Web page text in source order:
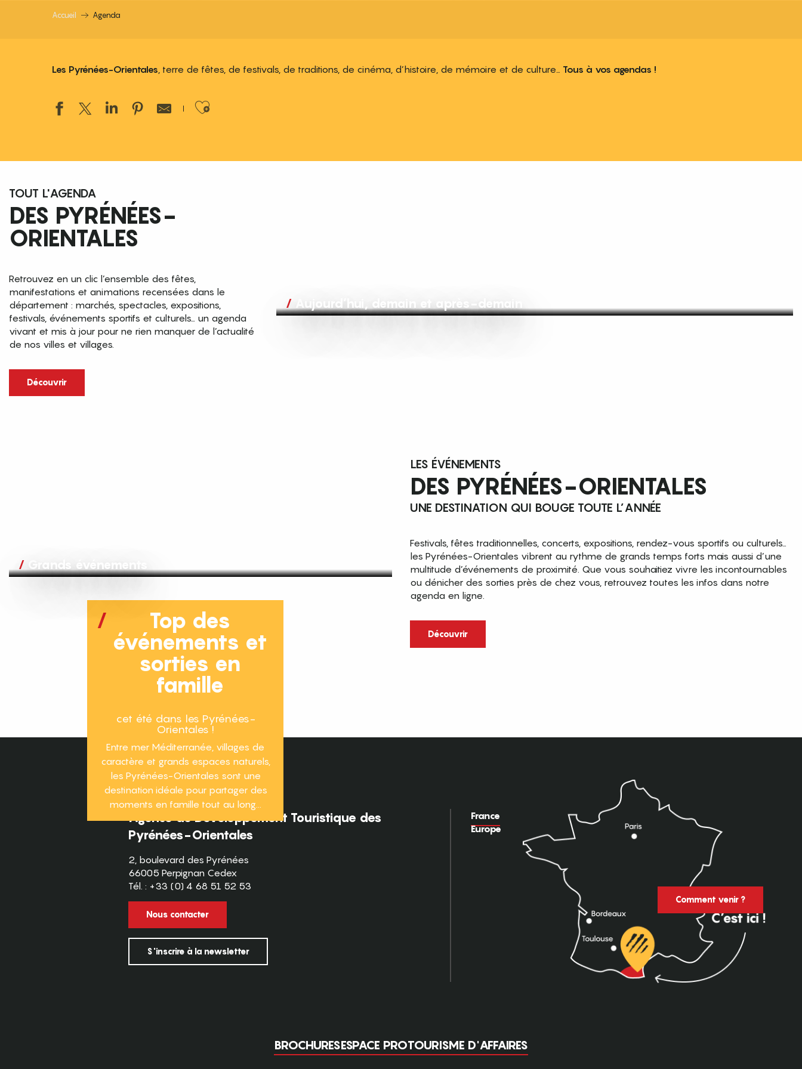
Accueil Agenda
Les Pyrénées-Orientales, terre de fêtes, de festivals, de traditions, de cinéma, d’histoire, de mémoire et de culture… Tous à vos agendas !
Ajouter aux favoris
TOUT L'AGENDA
DES PYRÉNÉES-
ORIENTALES
Retrouvez en un clic l’ensemble des fêtes,
manifestations et animations recensées dans le
département : marchés, spectacles, expositions,
festivals, événements sportifs et culturels… un agenda
vivant et mis à jour pour ne rien manquer de l’actualité
de nos villes et villages.
Découvrir
Aujourd’hui, demain et après-demain
Grands événements
LES ÉVÉNEMENTS
DES PYRÉNÉES-ORIENTALES
UNE DESTINATION QUI BOUGE TOUTE L’ANNÉE
Festivals, fêtes traditionnelles, concerts, expositions, rendez-vous sportifs ou culturels…
les Pyrénées-Orientales vibrent au rythme de grands temps forts mais aussi d’une
multitude d’événements de proximité. Que vous souhaitiez vivre les incontournables
ou dénicher des sorties près de chez vous, retrouvez toutes les infos dans notre
agenda en ligne.
Découvrir
Top des
événements et
sorties en
famille
cet été dans les Pyrénées-
Orientales !
Entre mer Méditerranée, villages de
caractère et grands espaces naturels,
les Pyrénées-Orientales sont une
destination idéale pour partager des
moments en famille tout au long...
Agence de Développement Touristique des
Pyrénées-Orientales
2, boulevard des Pyrénées
66005 Perpignan Cedex
Tél. : +33 (0) 4 68 51 52 53
Nous contacter
S'inscrire à la newsletter
France
Europe
Comment venir ?
BROCHURESESPACE PROTOURISME D'AFFAIRES